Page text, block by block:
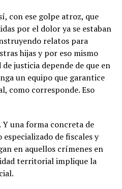
con ese golpe atroz, que
por el dolor ya se estaban
relatos para
hijas y por eso mismo
justicia depende de que en
un equipo que garantice
como corresponde. Eso
una forma concreta de
de fiscales y
en aquellos crímenes en
territorial implique la